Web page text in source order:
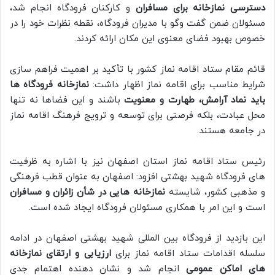
دسترسی نمازخانه برای مسافران و کارکنان فرودگاه انجام شد،
مسئولان ضمن گفت وگو با مدیران فرودگاه، نقطه نظرات خود را در
خصوص بهبود فضای معنوی این مکان ارائه کردند.
قائم مقام ستاد اقامه نماز کشور با تأکید بر اهمیت فراهم سازی
شرایط مناسب برای اقامه نماز اظهار داشت:نمازخانه فرودگاه ها
باید نماد آرامش، طهارت و معنویتباشند و این فضاها نه تنها
محل عبادت، بلکه فرصتی برای توسعه و ترویج فرهنگ اقامه نماز
در جامعه هستند.
رئیس ستاد اقامه نماز استان اصفهان نیز با اشاره به ظرفیت
های فرودگاه شهید بهشتی افزود: اصفهان به عنوان قطب فرهنگی
و مذهبی کشور، شایسته نمازخانه هایی در شأن زائران و مسافران
است و این امر با همکاری مسئولان فرودگاه ایجاد شده است.
این بازدید از فرودگاه بین المللی شهید بهشتی اصفهان در ادامه
سلسله اقدامات ستاد اقامه نماز برایارزیابی و ارتقای نمازخانه
های اماکن عمومیانجام شد و نشان دهنده اهتمام جدی